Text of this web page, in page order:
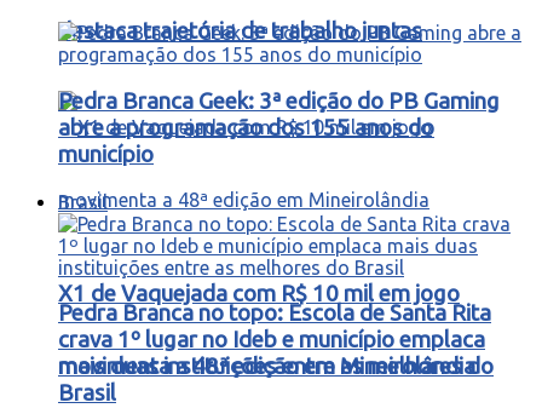
destaca trajetória de trabalho juntas
X1 de Vaquejada com R$ 10 mil em jogo
movimenta a 48ª edição em Mineirolândia
Pedra Branca Geek: 3ª edição do PB Gaming
abre a programação dos 155 anos do
município
Brasil
Pedra Branca no topo: Escola de Santa Rita
crava 1º lugar no Ideb e município emplaca
mais duas instituições entre as melhores do
Brasil